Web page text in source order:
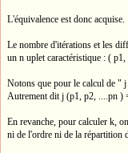
L'équivalence est donc acquise.
Le nombre d'itérations et les
un n uplet caractéristique : (
Notons que pour le calcul de " j
Autrement dit j (p1, p2, ....pn )
En revanche, pour calculer k,
ni de l'ordre ni de la répartition